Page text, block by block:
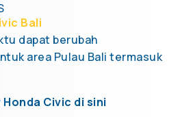
Bali
dapat berubah
area Pulau Bali termasuk
Civic di sini